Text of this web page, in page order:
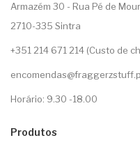
Armazém 30 - Rua Pé de
2710-335 Sintra
+351 214 671 214 (Custo de
Horário: 9.30 -18.00
Produtos